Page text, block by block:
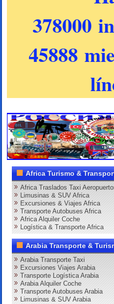
378000
45888
Africa Turismo &
Africa Traslados Taxi
Limusinas & SUV Africa
Excursiones & Viajes Africa
Transporte Autobuses Africa
Africa Alquiler Coche
Logística & Transporte Africa
Arabia Transporte &
Arabia Transporte Taxi
Excursiones Viajes Arabia
Transporte Logística Arabia
Arabia Alquiler Coche
Transporte Autobuses Arabia
Limusinas & SUV Arabia